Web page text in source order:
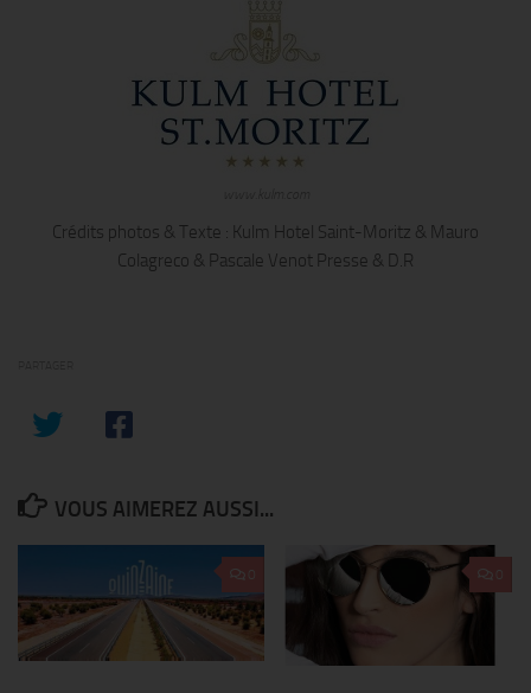
Crédits photos & Texte : Kulm Hotel Saint-Moritz & Mauro
Colagreco & Pascale Venot Presse & D.R
VOUS AIMEREZ AUSSI...